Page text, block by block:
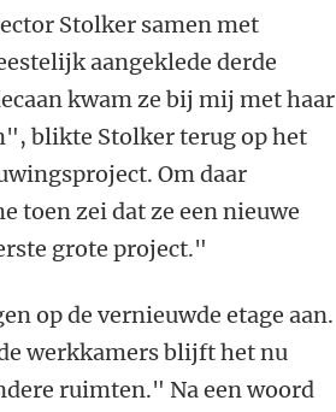
Stolker samen met
aangeklede derde
kwam ze bij mij met haar
blikte Stolker terug op het
Om daar
toen zei dat ze een nieuwe
grote project."
op de vernieuwde etage aan.
werkkamers blijft het nu
ruimten." Na een woord